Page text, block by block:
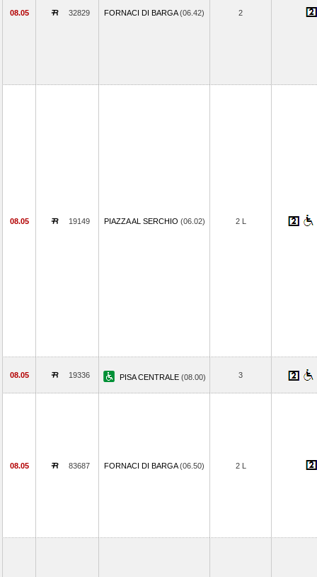
08.05 32829 FORNACI DI BARGA(06.42) 2
08.05 19149 PIAZZA AL SERCHIO (06.02) 2 L
08.05 19336 PISA CENTRALE (08.00) 3
08.05 83687 FORNACI DI BARGA(06.50) 2 L